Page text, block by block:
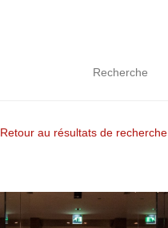
Recherche
Retour au résultats de recherche